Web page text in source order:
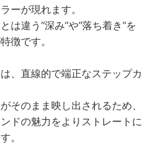
ーが現れます。
は違う“深み”や“落ち着き”を
徴です。
、直線的で端正なステップカ
そのまま映し出されるため、
ドの魅力をよりストレートに
。